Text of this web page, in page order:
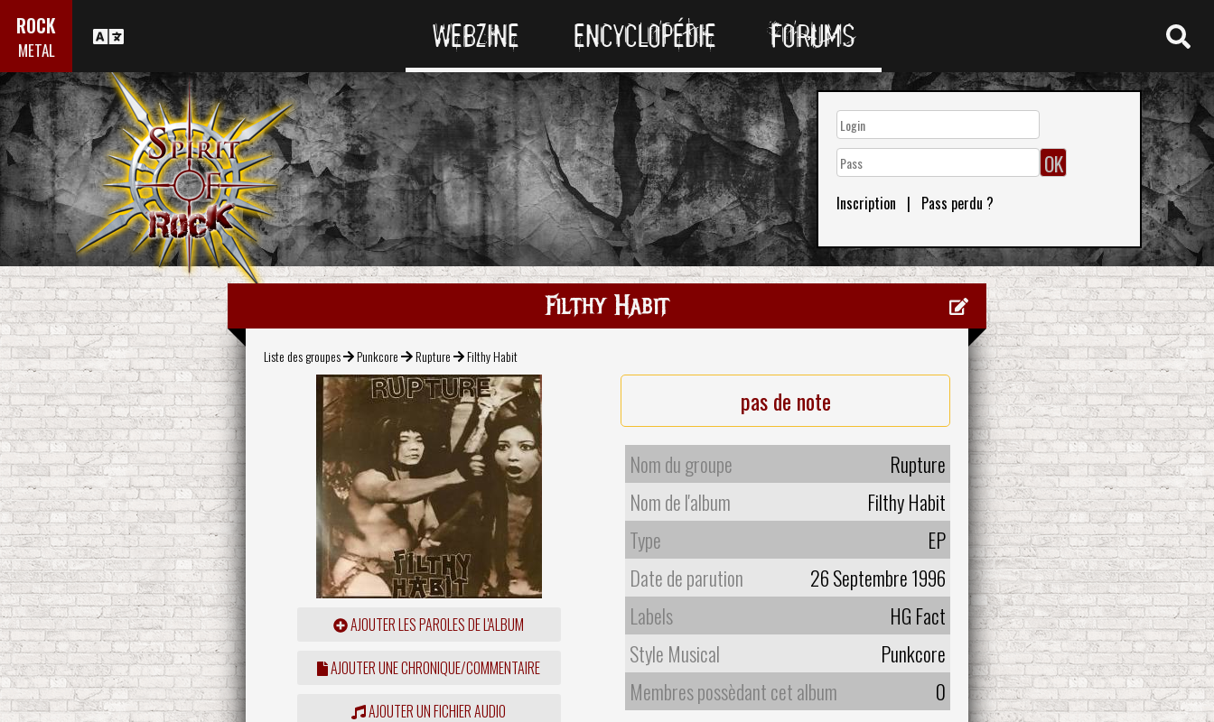
ROCK
METAL WEBZINE ENCYCLOPÉDIE FORUMS
Inscription | Pass perdu ?
Filthy Habit
Liste des groupes Punkcore Rupture Filthy Habit
AJOUTER LES PAROLES DE L'ALBUM
AJOUTER UNE CHRONIQUE/COMMENTAIRE
AJOUTER UN FICHIER AUDIO
pas de note
Nom du groupe
Rupture
Nom de l'album
Filthy Habit
Type
EP
Date de parution
26 Septembre 1996
Labels
HG Fact
Style Musical
Punkcore
Membres possèdant cet album
0